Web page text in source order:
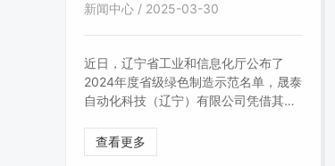
企业”称号
新闻中心 / 2025-03-30
近日，辽宁省工业和信息化厅公布了
2024年度省级绿色制造示范名单，晟泰
自动化科技（辽宁）有限公司凭借其在
宁省绿色包装示范企业”。公司通过推广
可降解材料、优化生产工艺，实现了包
查看更多